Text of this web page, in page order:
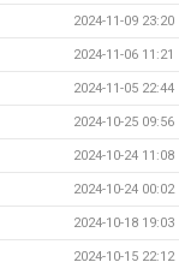
2024-11-09 23:20
2024-11-06 11:21
2024-11-05 22:44
2024-10-25 09:56
2024-10-24 11:08
2024-10-24 00:02
2024-10-18 19:03
2024-10-15 22:12